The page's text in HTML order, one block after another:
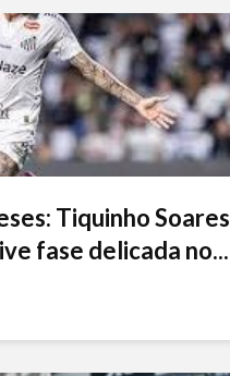
Tiquinho Soares
fase delicada no...